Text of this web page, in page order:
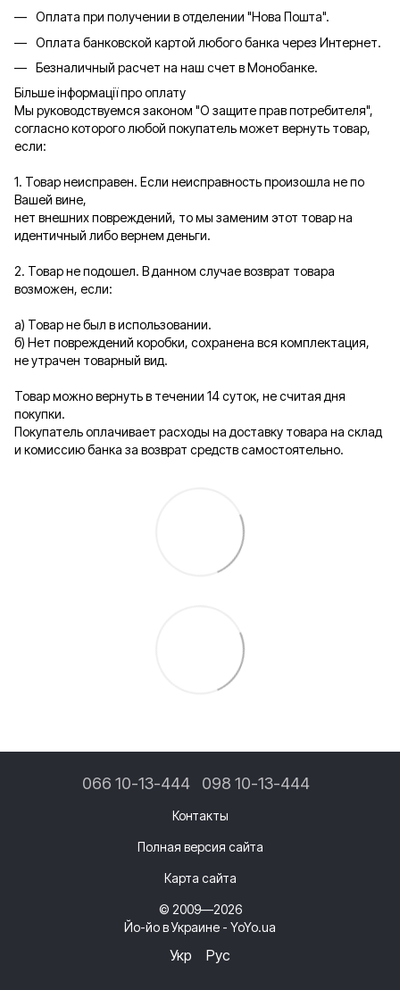
Оплата при получении в отделении "Нова Пошта".
Оплата банковской картой любого банка через Интернет.
Безналичный расчет на наш счет в Монобанке.
Більше інформації про оплату
Мы руководствуемся законом "О защите прав потребителя",
согласно которого любой покупатель может вернуть товар,
если:
1. Товар неисправен. Если неисправность произошла не по
Вашей вине,
нет внешних повреждений, то мы заменим этот товар на
идентичный либо вернем деньги.
2. Товар не подошел. В данном случае возврат товара
возможен, если:
а) Товар не был в использовании.
б) Нет повреждений коробки, сохранена вся комплектация,
не утрачен товарный вид.
Товар можно вернуть в течении 14 суток, не считая дня
покупки.
Покупатель оплачивает расходы на доставку товара на склад
и комиссию банка за возврат средств самостоятельно.
066 10-13-444 098 10-13-444
Контакты
Полная версия сайта
Карта сайта
© 2009—2026
Йо-йо в Украине - YoYo.ua
Укр Рус